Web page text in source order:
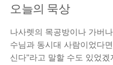
오늘의 묵상
나사렛의 목공방이나 가버
수님과 동시대 사람이었다
신다"라고 말할 수도 있었